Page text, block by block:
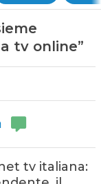
tv online”
tv italiana: